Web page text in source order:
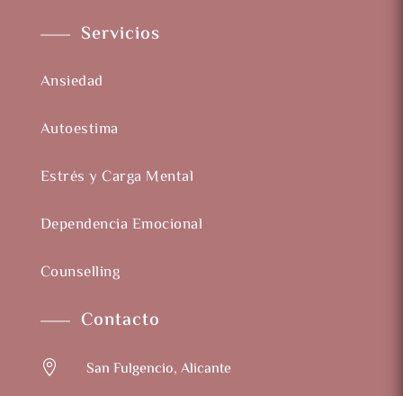
Servicios
Ansiedad
Autoestima
Estrés y Carga Mental
Dependencia Emocional
Counselling
Contacto
 San Fulgencio, Alicante